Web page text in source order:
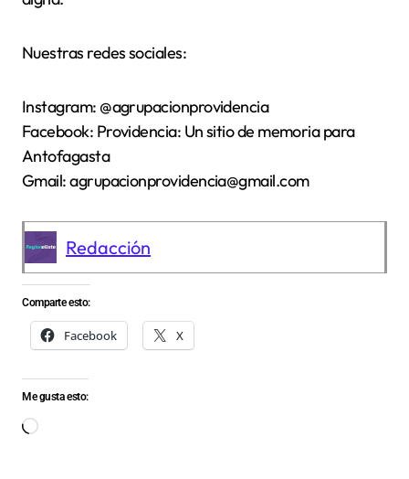
Nuestras redes sociales:
Instagram: @agrupacionprovidencia
Facebook: Providencia: Un sitio de memoria para
Antofagasta
Gmail: agrupacionprovidencia@gmail.com
Redacción
Comparte esto:
Facebook X
Me gusta esto:
Cargando...